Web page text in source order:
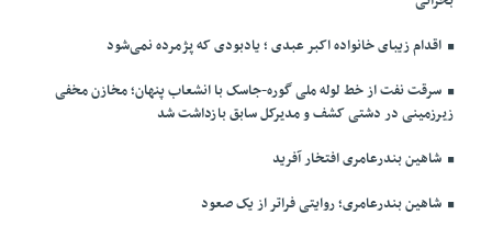
اقدام زیبای خانواده اکبر عبدی ؛ یادبودی که پژمرده نمی‌شود
سرقت نفت از خط لوله ملی گوره-جاسک با انشعاب پنهان؛ مخازن مخفی
زیرزمینی در دشتی کشف و مدیرکل سابق بازداشت شد
شاهین بندرعامری افتخار آفرید
شاهین بندرعامری؛ روایتی فراتر از یک صعود